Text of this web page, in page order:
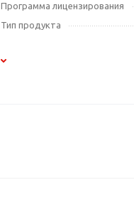
Программа лицензирования
Тип продукта